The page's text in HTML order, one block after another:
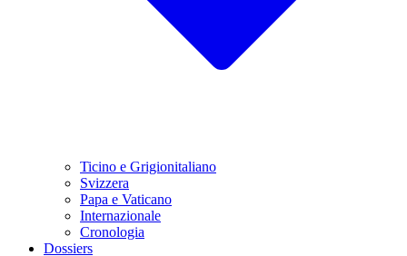
Ticino e Grigionitaliano
Svizzera
Papa e Vaticano
Internazionale
Cronologia
Dossiers